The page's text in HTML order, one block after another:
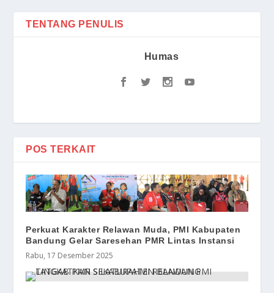
TENTANG PENULIS
Humas
POS TERKAIT
Perkuat Karakter Relawan Muda, PMI Kabupaten
Bandung Gelar Saresehan PMR Lintas Instansi
Rabu, 17 Desember 2025